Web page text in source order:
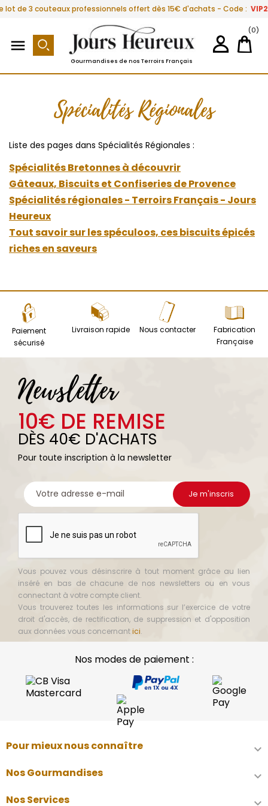
lot de 3 couteaux professionnels offert dès 15€ d'achats - Code :

Gourmandises de nos Terroirs Français
(0)
Spécialités Régionales
Liste des pages dans Spécialités Régionales :
Spécialités Bretonnes à découvrir
Gâteaux, Biscuits et Confiseries de Provence
Spécialités régionales - Terroirs Français - Jours
Heureux
Tout savoir sur les spéculoos, ces biscuits épicés
riches en saveurs
Paiement
sécurisé
Livraison rapide Nous contacter
Fabrication
Française
Newsletter
10€ DE REMISE
DÈS 40€ D'ACHATS
Pour toute inscription à la newsletter
Vous pouvez vous désinscrire à tout moment grâce au lien
inséré en bas de chacune de nos newsletters ou en vous
connectant à votre compte client.
Vous trouverez toutes les informations sur l’exercice de votre
droit d'accès, de rectification, de suppression et d'opposition
aux données vous concernantici.
Nos modes de paiement :
Pour mieux nous connaître 
Nos Gourmandises 
Nos Services